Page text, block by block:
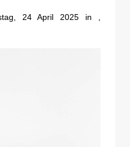
24 April 2025 in ,